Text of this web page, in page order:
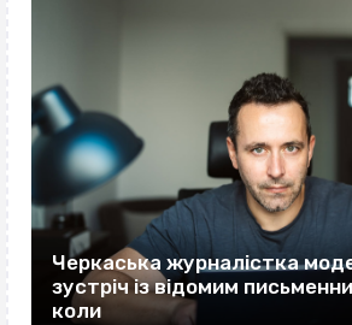
Черкаська журналістка
зустріч із відомим
коли